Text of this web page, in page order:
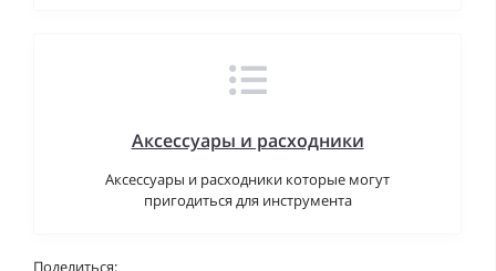
Аксессуары и расходники
Аксессуары и расходники которые могут
пригодиться для инструмента
Поделиться: